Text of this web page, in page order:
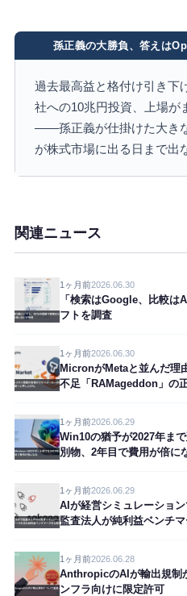
孫正義の大勝負、答えは
過去最高益と格付け引き下
社への10兆円投資、上場が
——孫正義が仕掛けた大き
が株式市場に出る日まで出
関連ニュース
1ヶ月前2026.06.30
「検索はGoogle、比較
フトを調査
1ヶ月前2026.06.30
MicronがMetaと並んだ
不足「RAMageddon」の
1ヶ月前2026.06.29
Win10の猶予が2027年ま
別物、2年目で費用が倍に
1ヶ月前2026.06.29
AIが経営シミュレーショ
監査法人が純利益ベンチ
1ヶ月前2026.06.28
AnthropicのAIが輸出規制
ンフラ向けに限定許可